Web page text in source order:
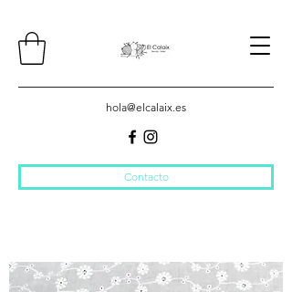
hola@elcalaix.es
Contacto